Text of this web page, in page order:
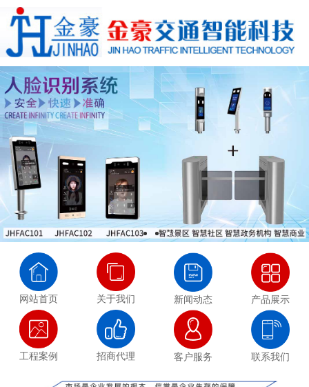
网站首页 关于我们 新闻动态 产品展示
工程案例 招商代理 客户服务 联系我们